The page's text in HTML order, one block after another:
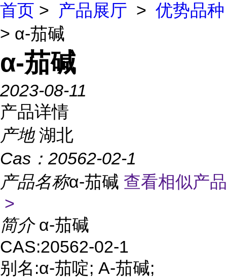
首页 > 产品展厅 > 优势品种
> α-茄碱
α-茄碱
2023-08-11
产品详情
产地 湖北
Cas： 20562-02-1
产品名称α-茄碱 查看相似产品
>
简介 α-茄碱
CAS:20562-02-1
别名:α-茄啶; A-茄碱;